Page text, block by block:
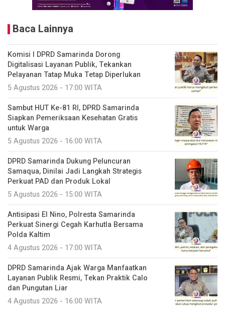
Baca Lainnya
Komisi I DPRD Samarinda Dorong
Digitalisasi Layanan Publik, Tekankan
Pelayanan Tatap Muka Tetap Diperlukan
5 Agustus 2026 - 17:00 WITA
Sambut HUT Ke-81 RI, DPRD Samarinda
Siapkan Pemeriksaan Kesehatan Gratis
untuk Warga
5 Agustus 2026 - 16:00 WITA
DPRD Samarinda Dukung Peluncuran
Samaqua, Dinilai Jadi Langkah Strategis
Perkuat PAD dan Produk Lokal
5 Agustus 2026 - 15:00 WITA
Antisipasi El Nino, Polresta Samarinda
Perkuat Sinergi Cegah Karhutla Bersama
Polda Kaltim
4 Agustus 2026 - 17:00 WITA
DPRD Samarinda Ajak Warga Manfaatkan
Layanan Publik Resmi, Tekan Praktik Calo
dan Pungutan Liar
4 Agustus 2026 - 16:00 WITA